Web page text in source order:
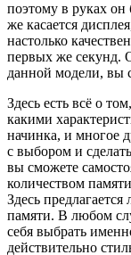
поэтому в руках он
же касается
настолько
первых же секунд.
данной модели, вы
Здесь есть всё о
какими
начинка, и многое
с выбором и
вы сможете
количеством
Здесь
памяти. В любом
себя выбрать
действительно